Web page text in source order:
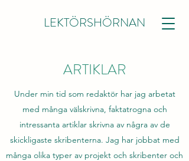
LEKTÖRSHÖRNAN
ARTIKLAR
Under min tid som redaktör har jag arbetat
med många välskrivna, faktatrogna och
intressanta artiklar skrivna av några av de
skickligaste skribenterna. Jag har jobbat med
många olika typer av projekt och skribenter och